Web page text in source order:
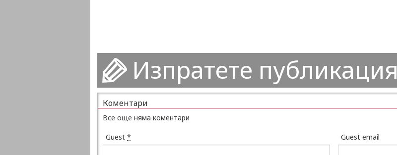
Изпратете публикация
Коментари
Все още няма коментари
Guest * Guest email